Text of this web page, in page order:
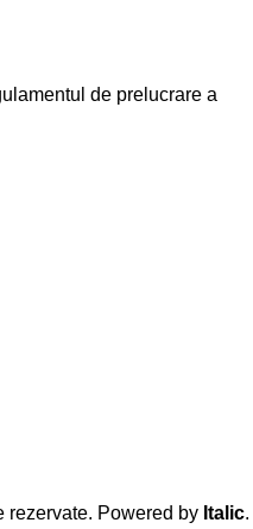
de prelucrare a
rezervate. Powered by Italic.